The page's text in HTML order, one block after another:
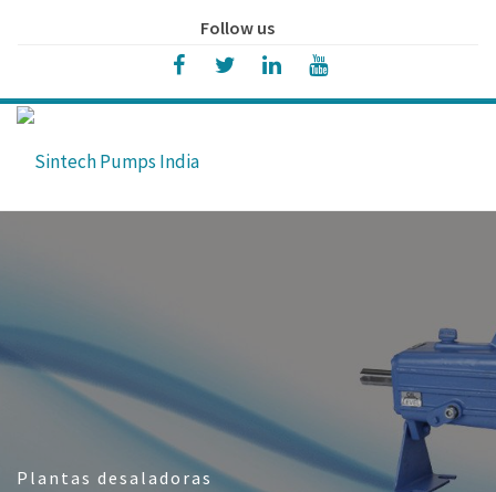
Follow us
Plantas desaladoras